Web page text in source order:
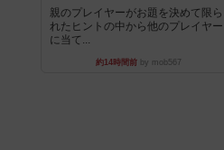
親のプレイヤーがお題を決めて限ら
れたヒントの中から他のプレイヤー
に当て...
約14時間前by mob567